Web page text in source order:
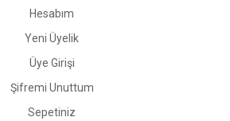
Hesabım
Yeni Üyelik
Üye Girişi
Şifremi Unuttum
Sepetiniz